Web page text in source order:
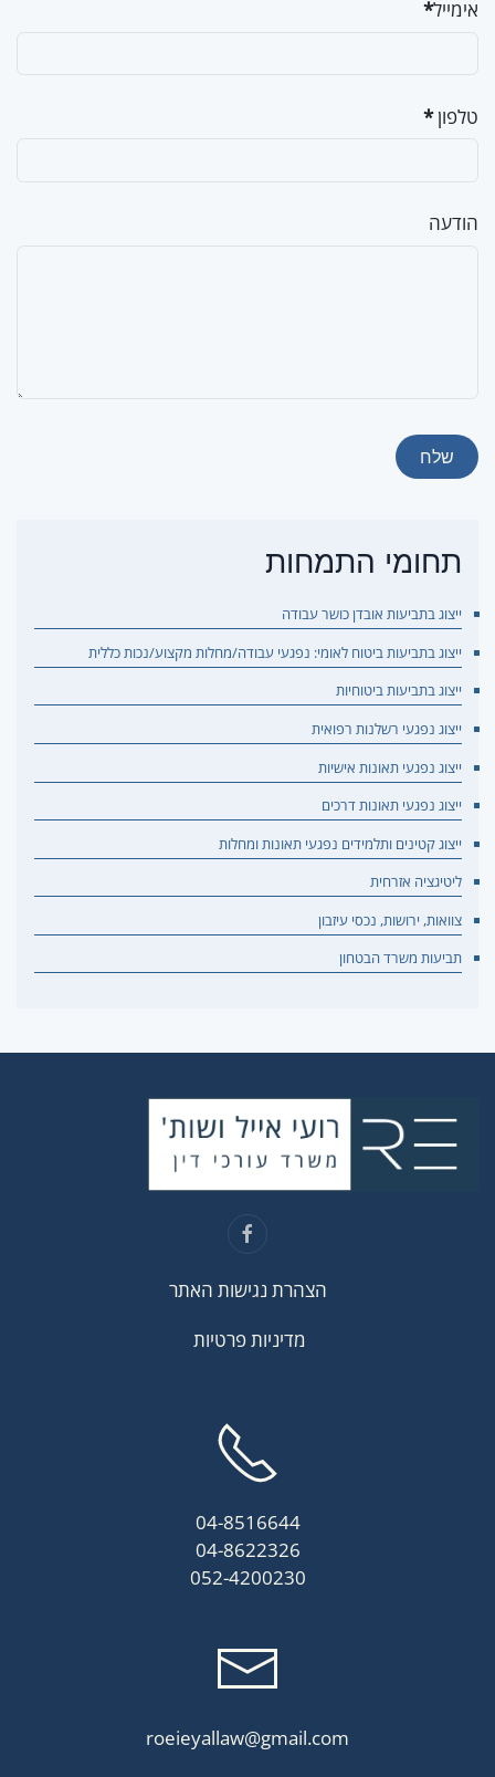
אימייל*
טלפון*
הודעה
שלח
תחומי התמחות
ייצוג בתביעות אובדן כושר עבודה
ייצוג בתביעות ביטוח לאומי: נפגעי עבודה/מחלות מקצוע/נכות כללית
ייצוג בתביעות ביטוחיות
ייצוג נפגעי רשלנות רפואית
ייצוג נפגעי תאונות אישיות
ייצוג נפגעי תאונות דרכים
ייצוג קטינים ותלמידים נפגעי תאונות ומחלות
ליטיגציה אזרחית
צוואות, ירושות, נכסי עיזבון
תביעות משרד הבטחון
הצהרת נגישות האתר
מדיניות פרטיות
04-8516644
04-8622326
052-4200230
roeieyallaw@gmail.com